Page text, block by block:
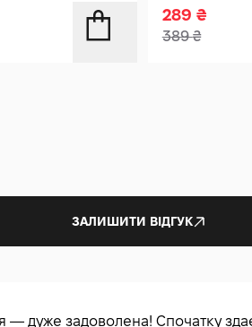
289 ₴
389₴
ЗАЛИШИТИ ВІДГУК
дуже задоволена! Спочатку